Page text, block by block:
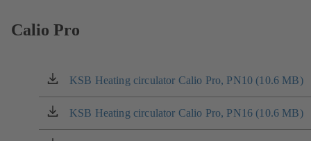
Calio Pro
KSB Heating circulator Calio Pro, PN10 (10.6 MB)
(otevírá
se
v
KSB Heating circulator Calio Pro, PN16 (10.6 MB)
(otevírá
se